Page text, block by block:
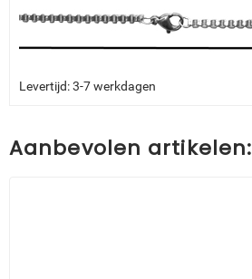
Levertijd: 3-7 werkdagen
Aanbevolen artikelen: